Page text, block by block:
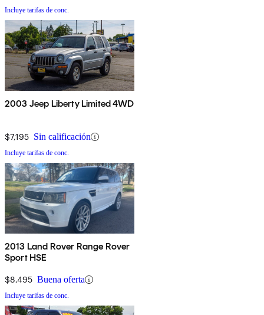
Incluye tarifas de conc.
2003 Jeep Liberty Limited 4WD
$7,195 Sin calificación
Incluye tarifas de conc.
2013 Land Rover Range Rover
Sport HSE
$8,495 Buena oferta
Incluye tarifas de conc.